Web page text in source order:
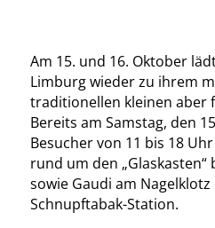
Am 15. und 16. Oktober
Limburg wieder zu ihrem
traditionellen kleinen aber
Bereits am Samstag, den
Besucher von 11 bis 18
rund um den „Glaskasten“
sowie Gaudi am
Schnupftabak-Station.